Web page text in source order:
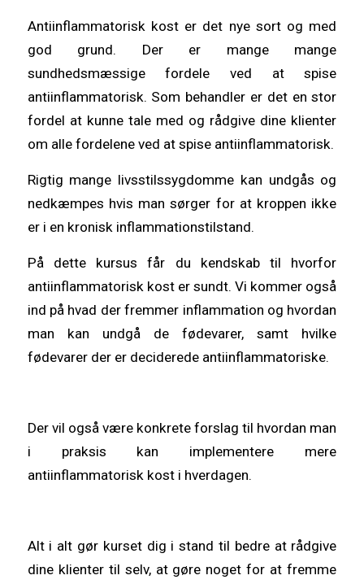
Antiinflammatorisk kost er det nye sort og med
god grund. Der er mange mange
sundhedsmæssige fordele ved at spise
antiinflammatorisk. Som behandler er det en stor
fordel at kunne tale med og rådgive dine klienter
om alle fordelene ved at spise antiinflammatorisk.
Rigtig mange livsstilssygdomme kan undgås og
nedkæmpes hvis man sørger for at kroppen ikke
er i en kronisk inflammationstilstand.
På dette kursus får du kendskab til hvorfor
antiinflammatorisk kost er sundt. Vi kommer også
ind på hvad der fremmer inflammation og hvordan
man kan undgå de fødevarer, samt hvilke
fødevarer der er deciderede antiinflammatoriske.
Der vil også være konkrete forslag til hvordan man
i praksis kan implementere mere
antiinflammatorisk kost i hverdagen.
Alt i alt gør kurset dig i stand til bedre at rådgive
dine klienter til selv, at gøre noget for at fremme